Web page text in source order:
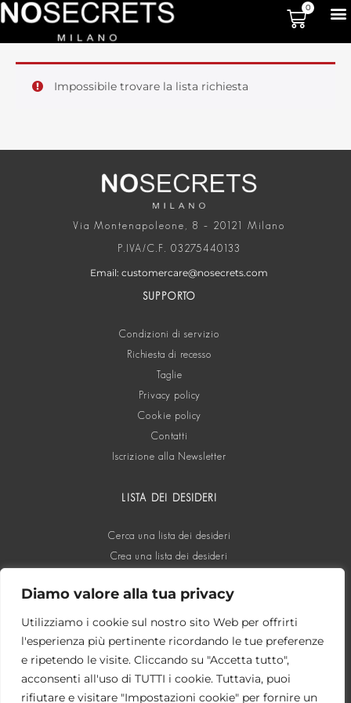
Diamo valore alla tua privacy
Utilizziamo i cookie sul nostro sito Web per offrirti
l'esperienza più pertinente ricordando le tue preferenze
e ripetendo le visite. Cliccando su "Accetta tutto",
acconsenti all'uso di TUTTI i cookie. Tuttavia, puoi
rifiutare e visitare "Impostazioni cookie" per fornire un
0
Impossibile trovare la lista richiesta
Via Montenapoleone, 8 – 20121 Milano
P.IVA/C.F. 03275440133
Email: customercare@nosecrets.com
SUPPORTO
Condizioni di servizio
Richiesta di recesso
Taglie
Privacy policy
Cookie policy
Contatti
Iscrizione alla Newsletter
LISTA DEI DESIDERI
Cerca una lista dei desideri
Crea una lista dei desideri
SOCIAL